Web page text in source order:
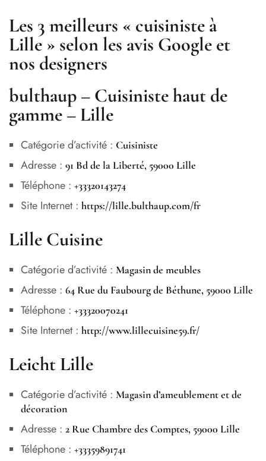
Les 3 meilleurs « cuisiniste à
Lille » selon les avis Google et
nos designers
bulthaup – Cuisiniste haut de
gamme – Lille
Catégorie d’activité : Cuisiniste
Adresse : 91 Bd de la Liberté, 59000 Lille
Téléphone : +33320143274
Site Internet : https://lille.bulthaup.com/fr
Lille Cuisine
Catégorie d’activité : Magasin de meubles
Adresse : 64 Rue du Faubourg de Béthune, 59000 Lille
Téléphone : +33320070241
Site Internet : http://www.lillecuisine59.fr/
Leicht Lille
Catégorie d’activité : Magasin d’ameublement et de
décoration
Adresse : 2 Rue Chambre des Comptes, 59000 Lille
Téléphone : +33359891741